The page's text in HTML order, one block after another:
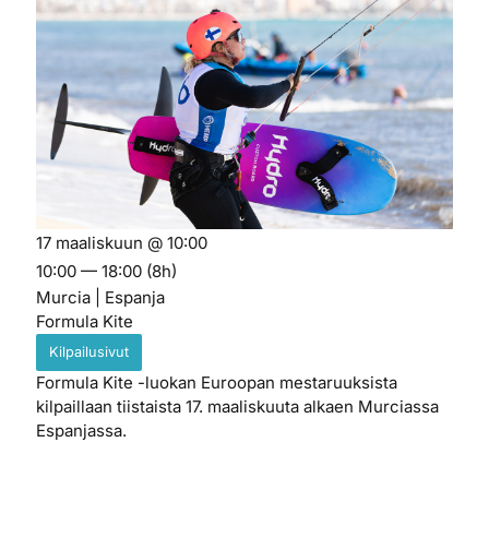
Formula Kite -luokan Euroopan mestaruuksista
kilpaillaan tiistaista 17. maaliskuuta alkaen Murciassa
Espanjassa.
17 maaliskuun @ 10:00
10:00 — 18:00 (8h)
Murcia | Espanja
Formula Kite
Kilpailusivut